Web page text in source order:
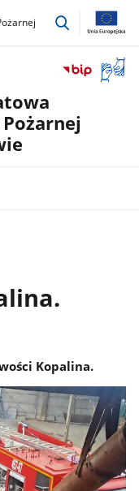
przejdź
okno
Kopalina.